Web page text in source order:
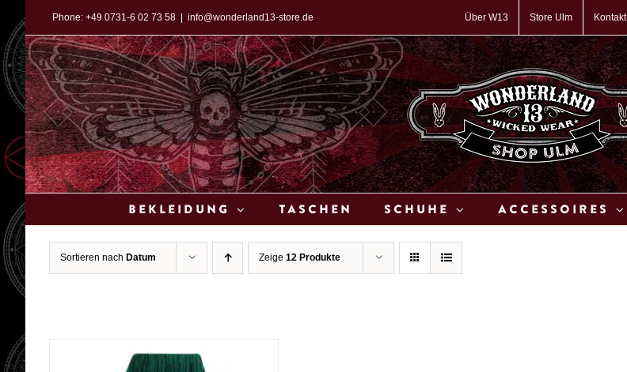
Inhalt
springen
Phone: +49 0731-6 02 73 58 info@wonderland13-store.de Über W13 Store Ulm Kontakt
Bekleidung Taschen Schuhe Accessoires
Sortieren nach Datum Zeige 12 Produkte